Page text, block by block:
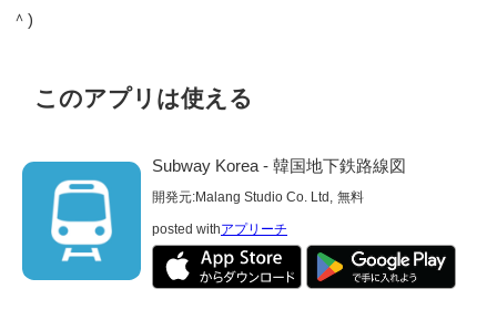
＾)
このアプリは使える
Subway Korea - 韓国地下鉄路線図
開発元:Malang Studio Co. Ltd, 無料
posted withアプリーチ